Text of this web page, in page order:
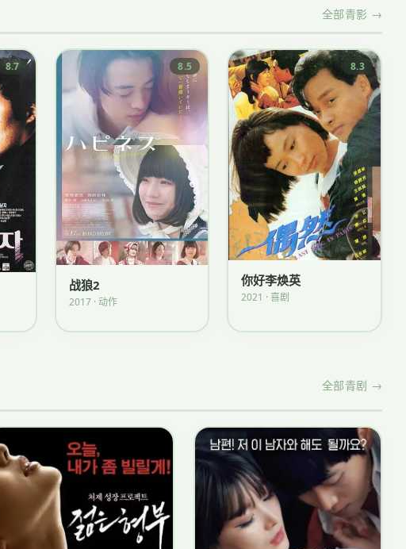
全部青影 →
8.7 8.5
战狼2
2017 · 动作
8.3
你好李焕英
2021 · 喜剧
全部青剧 →